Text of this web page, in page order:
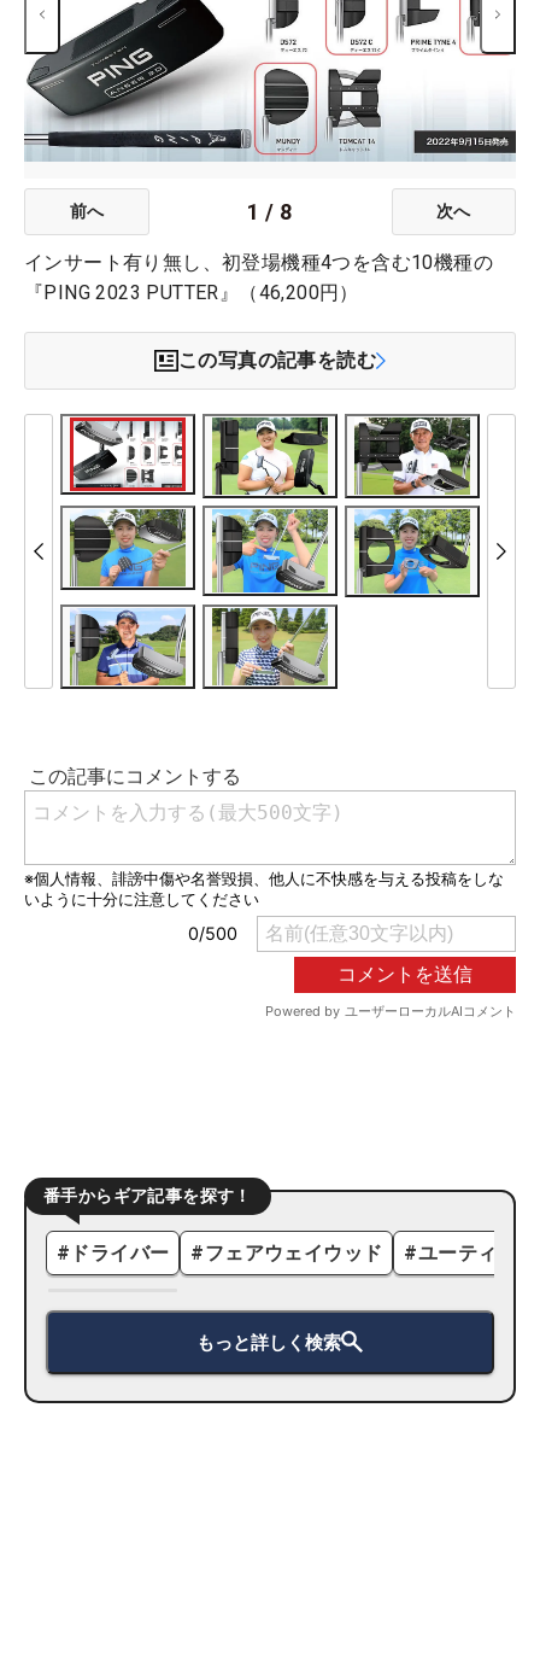
前へ 1 / 8 次へ
インサート有り無し、初登場機種4つを含む10機種の
『PING 2023 PUTTER』（46,200円）
この写真の記事を読む
番手からギア記事を探す！
# ドライバー #フェアウェイウッド #ユーティリ
もっと詳しく検索